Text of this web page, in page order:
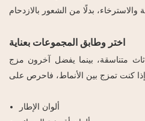
اختر وطابق المجموعات بعناية
متناسقة، بينما يفضل آخرون مزج
كنت تمزج بين الأنماط، فاحرص على
ألوان الإطار